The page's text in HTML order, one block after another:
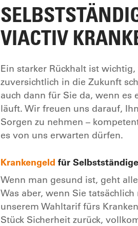
IACTIV
Ein starker Rückhalt ist
zuversichtlich in die Zukunft
auch dann für Sie da, wenn es
läuft. Wir freuen uns darauf,
Sorgen zu nehmen –
es von uns erwarten dürfen.
Krankengeld für Selbstständige
Wenn man gesund ist, geht
Was aber, wenn Sie
unserem Wahltarif fürs
Stück Sicherheit zurück,